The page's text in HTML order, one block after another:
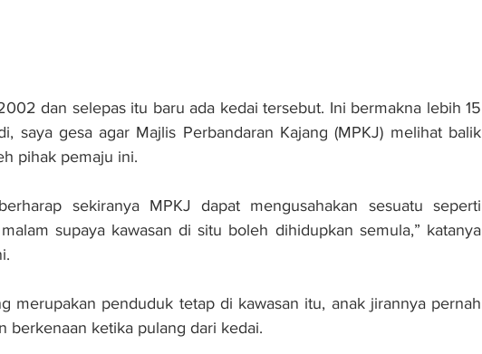
dan selepas itu baru ada kedai tersebut. Ini bermakna lebih 15
saya gesa agar Majlis Perbandaran Kajang (MPKJ) melihat balik
pihak pemaju ini.
sekiranya MPKJ dapat mengusahakan sesuatu seperti
supaya kawasan di situ boleh dihidupkan semula,” katanya
merupakan penduduk tetap di kawasan itu, anak jirannya pernah
berkenaan ketika pulang dari kedai.